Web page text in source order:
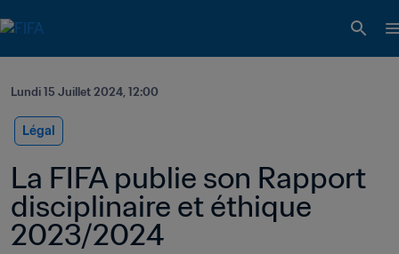
Lundi 15 Juillet 2024, 12:00
Légal
La FIFA publie son Rapport
disciplinaire et éthique
2023/2024